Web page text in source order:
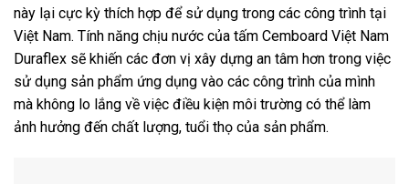
này lại cực kỳ thích hợp để sử dụng trong các công trình tại
Việt Nam. Tính năng chịu nước của tấm Cemboard Việt Nam
Duraflex sẽ khiến các đơn vị xây dựng an tâm hơn trong việc
sử dụng sản phẩm ứng dụng vào các công trình của mình
mà không lo lắng về việc điều kiện môi trường có thể làm
ảnh hưởng đến chất lượng, tuổi thọ của sản phẩm.